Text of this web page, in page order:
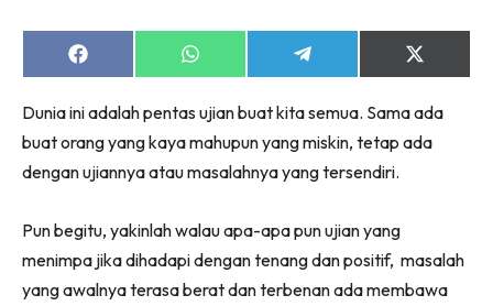
Share
on
Share
on
Share
on
Share
on
(Twitter)
Dunia ini adalah pentas ujian buat kita semua. Sama ada
buat orang yang kaya mahupun yang miskin, tetap ada
dengan ujiannya atau masalahnya yang tersendiri.
Pun begitu, yakinlah walau apa-apa pun ujian yang
menimpa jika dihadapi dengan tenang dan positif, masalah
yang awalnya terasa berat dan terbenan ada membawa